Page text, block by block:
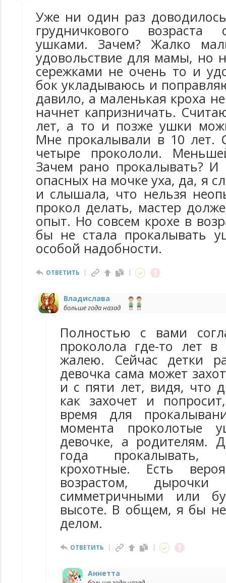
Уже ни один раз
грудничкового
ушками. Зачем? Жалко
удовольствие для мамы, но
сережками не очень то и
бок укладываюсь и
давило, а маленькая кроха
начнет капризничать.
лет, а то и позже ушки
Мне прокалывали в 10 лет.
четыре прокололи.
Зачем рано прокалывать? И
опасных на мочке уха, да, я
и слышала, что нельзя
прокол делать, мастер
опыт. Но совсем крохе в
бы не стала прокалывать
особой надобности.
ОТВЕТИТЬ
Владислава
больше года назад
Полностью с вами
проколола где-то лет
жалею. Сейчас детки
девочка сама может
и с пяти лет, видя, что
как захочет и
время для
момента проколотые
девочке, а родителям.
года прокалывать,
крохотные. Есть
возрастом,
симметричными или
высоте. В общем, я бы
делом.
ОТВЕТИТЬ
Аннетта